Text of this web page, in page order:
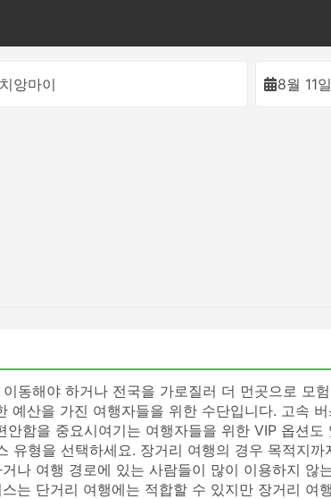
치앙마이 8월 11
동해야 하거나 전국을 가로질러 더 먼곳으로 모
예산을 가진 여행자들을 위한 수단입니다. 고속
함을 중요시여기는 여행자들을 위한 VIP 옵션도
유형을 선택하세요. 장거리 여행의 경우 목적지까
나 여행 경로에 있는 사람들이 많이 이용하지 않
는 단거리 여행에는 적합할 수 있지만 장거리 여